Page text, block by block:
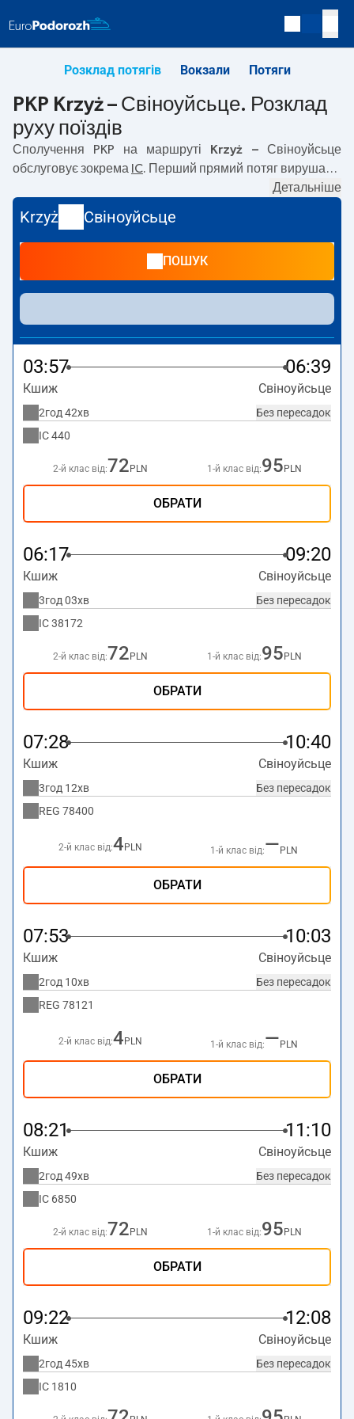
Розклад потягів Вокзали Потяги
PKP Krzyż – Свіноуйсьце. Розклад
руху поїздів
Сполучення PKP на маршруті
Krzyż – Свіноуйсьце
обслуговує зокрема IC
. Перший прямий потяг вирушає о
Свіноуйсьце вирушає о 19:03. Найшвидший маршрут
пропонує потяг без пересадок
потягом триває02:10 . На маршрутіKrzyż–Свіноуйсьце
курсують також інші потяги:REG, EIC, EIP Pendolino
пропонують нижчу ціну квитка і зазвичай довший час
подорожі. Потяг завершує маршрут на станції
Свіноуйсьце.
Детальніше
Krzyż Свіноуйсьце
ПОШУК
03:57 06:39
Кшиж Свіноуйсьце
Без пересадок
2год 42хв
IC440
2-й клас від:72 PLN 1-й клас від:95 PLN
ОБРАТИ
06:17 09:20
Кшиж Свіноуйсьце
Без пересадок
3год 03хв
IC38172
2-й клас від:72 PLN 1-й клас від:95 PLN
ОБРАТИ
07:28 10:40
Кшиж Свіноуйсьце
Без пересадок
3год 12хв
REG 78400
2-й клас від:4 PLN 1-й клас від:— PLN
ОБРАТИ
07:53 10:03
Кшиж Свіноуйсьце
Без пересадок
2год 10хв
REG 78121
2-й клас від:4 PLN 1-й клас від:— PLN
ОБРАТИ
08:21 11:10
Кшиж Свіноуйсьце
Без пересадок
2год 49хв
IC 6850
2-й клас від:72 PLN 1-й клас від:95 PLN
ОБРАТИ
09:22 12:08
Кшиж Свіноуйсьце
Без пересадок
2год 45хв
IC 1810